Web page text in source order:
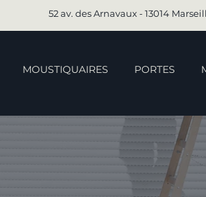
52 av. des Arnavaux - 13014
MOUSTIQUAIRES PORTES